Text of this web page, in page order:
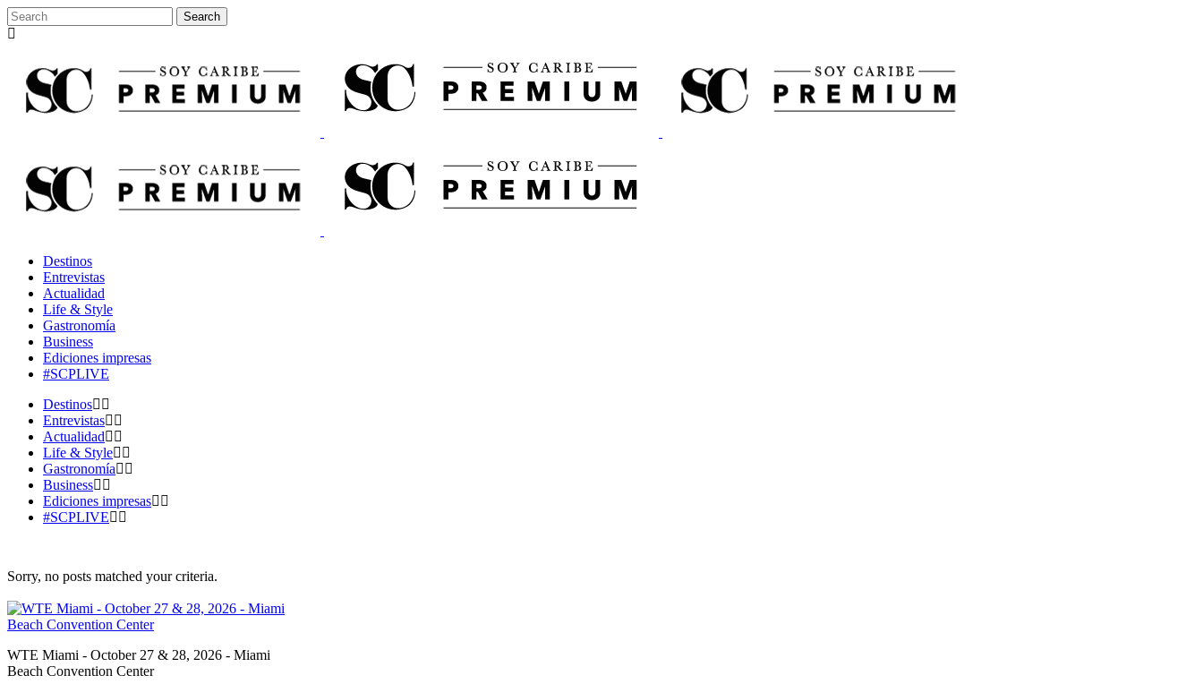
Destinos
Entrevistas
Actualidad
Life & Style
Gastronomía
Business
Ediciones impresas
#SCPLIVE
Destinos
Entrevistas
Actualidad
Life & Style
Gastronomía
Business
Ediciones impresas
#SCPLIVE
Sorry, no posts matched your criteria.
WTE Miami - October 27 & 28, 2026 - Miami
Beach Convention Center